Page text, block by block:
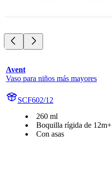
Avent
Vaso para niños más mayores
SCF602/12
260 ml
Boquilla rígida de 12m+
Con asas